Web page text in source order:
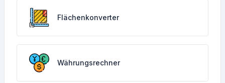
Flächenkonverter
Währungsrechner